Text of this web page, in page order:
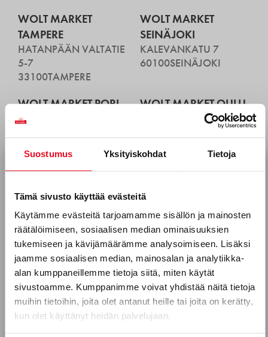
Suostumus Yksityiskohdat Tietoja
Tämä sivusto käyttää evästeitä
Käytämme evästeitä tarjoamamme sisällön ja mainosten
räätälöimiseen, sosiaalisen median ominaisuuksien
tukemiseen ja kävijämäärämme analysoimiseen. Lisäksi
jaamme sosiaalisen median, mainosalan ja analytiikka-
alan kumppaneillemme tietoja siitä, miten käytät
sivustoamme. Kumppanimme voivat yhdistää näitä tietoja
muihin tietoihin, joita olet antanut heille tai joita on kerätty,
kun olet käyttänyt heidän palvelujaan.
WOLT MARKET
TAMPERE
HATANPÄÄN VALTATIE
5-7
33100TAMPERE
WOLT MARKET
SEINÄJOKI
KALEVANKATU 7
60100SEINÄJOKI
WOLT MARKET PORI
ANTINKATU 25
WOLT MARKET OULU
KIRKKOKATU 63-65
Tilaa uutiskirjeemme
Puhelinnumero
Mitkä seuraavista aihealueista
kiinnostavat sinua?